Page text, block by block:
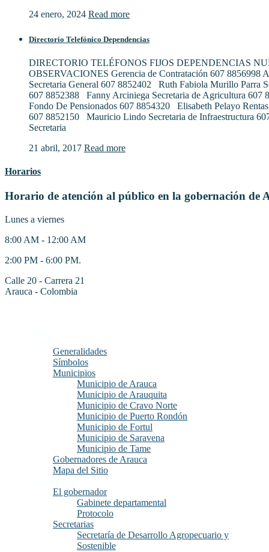
24 enero, 2024 Read more
Directorio Telefónico Dependencias
DIRECTORIO TELÉFONOS FIJOS DEPENDENCIAS
OBSERVACIONES Gerencia de Contratación 607 8856998
Secretaria General 607 8852402 Ruth Fabiola Murillo Parra
607 8852388 Fanny Arciniega Secretaria de Agricultura 607
Fondo De Pensionados 607 8854320 Elisabeth Pelayo
607 8852150 Mauricio Lindo Secretaria de Infraestructura
Secretaria
21 abril, 2017 Read more
Horarios
Horario de atención al público en la gobernación de
Lunes a viernes
8:00 AM - 12:00 AM
2:00 PM - 6:00 PM.
Calle 20 - Carrera 21
Arauca - Colombia
Generalidades
Símbolos
Municipios
Municipio de Arauca
Municipio de Arauquita
Municipio de Cravo Norte
Municipio de Puerto Rondón
Municipio de Fortul
Municipio de Saravena
Municipio de Tame
Gobernadores de Arauca
Mapa del Sitio
El gobernador
Gabinete departamental
Protocolo
Secretarias
Secretaría de Desarrollo Agropecuario y
Sostenible